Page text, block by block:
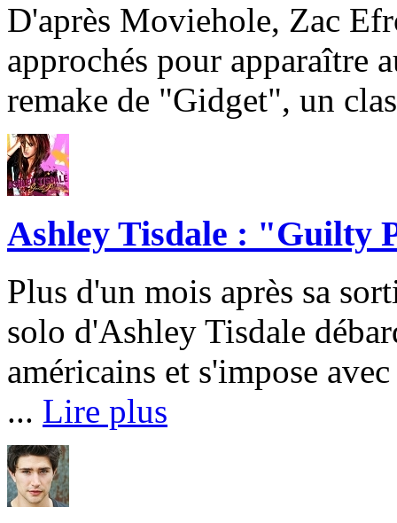
D'après Moviehole, Zac
approchés pour apparaître
remake de "Gidget", un
Ashley Tisdale : "Guilty
Plus d'un mois après sa
solo d'Ashley Tisdale
américains et s'impose
... Lire plus